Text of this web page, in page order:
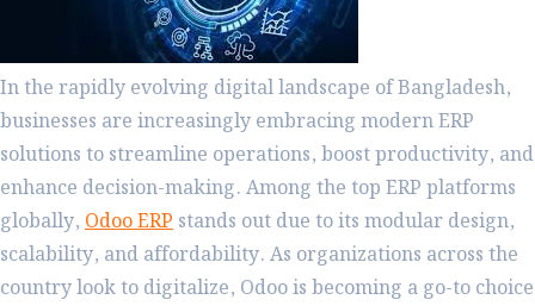
In the rapidly evolving digital landscape of Bangladesh,
businesses are increasingly embracing modern ERP
solutions to streamline operations, boost productivity, and
enhance decision-making. Among the top ERP platforms
globally, Odoo ERP stands out due to its modular design,
scalability, and affordability. As organizations across the
country look to digitalize, Odoo is becoming a go-to choice